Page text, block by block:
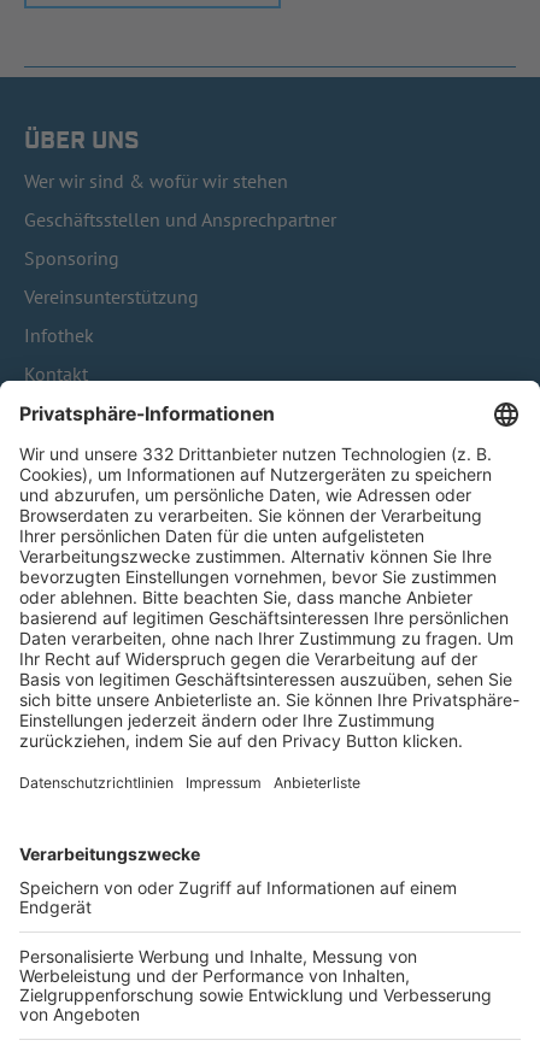
ÜBER UNS
Wer wir sind & wofür wir stehen
Geschäftsstellen und Ansprechpartner
Sponsoring
Vereinsunterstützung
Infothek
Kontakt
HÄUFIG BESUCHTE SEITEN
Pässe und Vereinswechsel
Trainerausbildung
Schulungsangebot Vereinsmitarbeiter
BFV-Geschäftsstellen
Trainerbörse
Login SpielPlus
FOLGE DEM BFV
TOP-VEREINE
TOP-PARTNER